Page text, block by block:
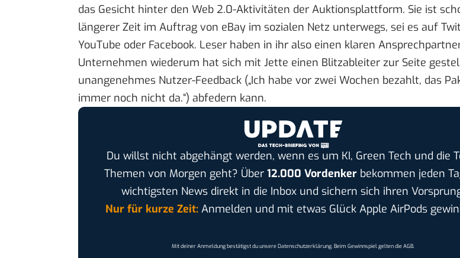
das Gesicht hinter den Web 2.0-Aktivitäten der Auktionsplattform. Sie ist
längerer Zeit im Auftrag von eBay im sozialen Netz unterwegs, sei es auf
YouTube oder Facebook. Leser haben in ihr also einen klaren
Unternehmen wiederum hat sich mit Jette einen Blitzableiter zur Seite
unangenehmes Nutzer-Feedback („Ich habe vor zwei Wochen bezahlt, das
immer noch nicht da.“) abfedern kann.
Du willst nicht abgehängt werden, wenn es um KI, Green Tech und die
Themen von Morgen geht? Über 12.000 Vordenkerbekommen jeden
wichtigsten News direkt in die Inbox und sichern sich ihren
Nur für kurze Zeit:Anmelden und mit etwas Glück Apple AirPods
Mit deiner Anmeldung bestätigst du unsereDatenschutzerklärung. Beim Gewinnspiel gelten dieAGB.